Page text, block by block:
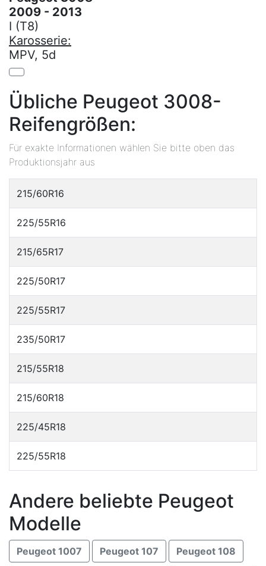
2009 - 2013
I (T8)
Karosserie:
MPV, 5d
Übliche Peugeot 3008-
Reifengrößen:
Für exakte Informationen wählen Sie bitte oben das
Produktionsjahr aus
215/60R16
225/55R16
215/65R17
225/50R17
225/55R17
235/50R17
215/55R18
215/60R18
225/45R18
225/55R18
Andere beliebte Peugeot
Modelle
Peugeot 1007 Peugeot 107 Peugeot 108